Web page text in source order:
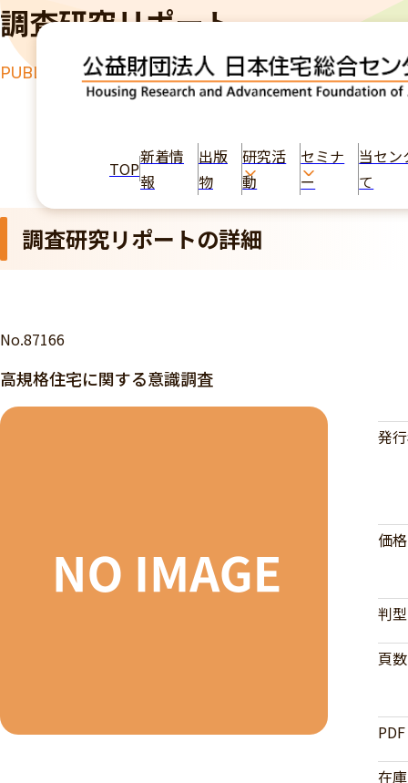
TOP
新着情
報
出版
物
研究活
動
セミナ
ー
当セン
て
調査研究リポート
PUBLICATION
調査研究リポートの詳細
No.87166
高規格住宅に関する意識調査
発
価
判型
頁数
PDF
在庫